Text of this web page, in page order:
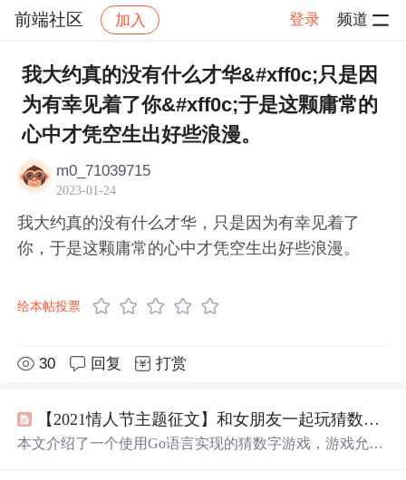
前端社区 加入 登录 频道
社区 前端社区 感慨 帖子详情
我大约真的没有什么才华&#xff0c;只是因
为有幸见着了你&#xff0c;于是这颗庸常的
心中才凭空生出好些浪漫。
m0_71039715
2023-01-24
我大约真的没有什么才华，只是因为有幸见着了
你，于是这颗庸常的心中才凭空生出好些浪漫。
给本帖投票
30 回复 打赏
【2021情人节主题征文】和女朋友一起玩猜数字游戏吧！
本文介绍了一个使用Go语言实现的猜数字游戏，游戏允许